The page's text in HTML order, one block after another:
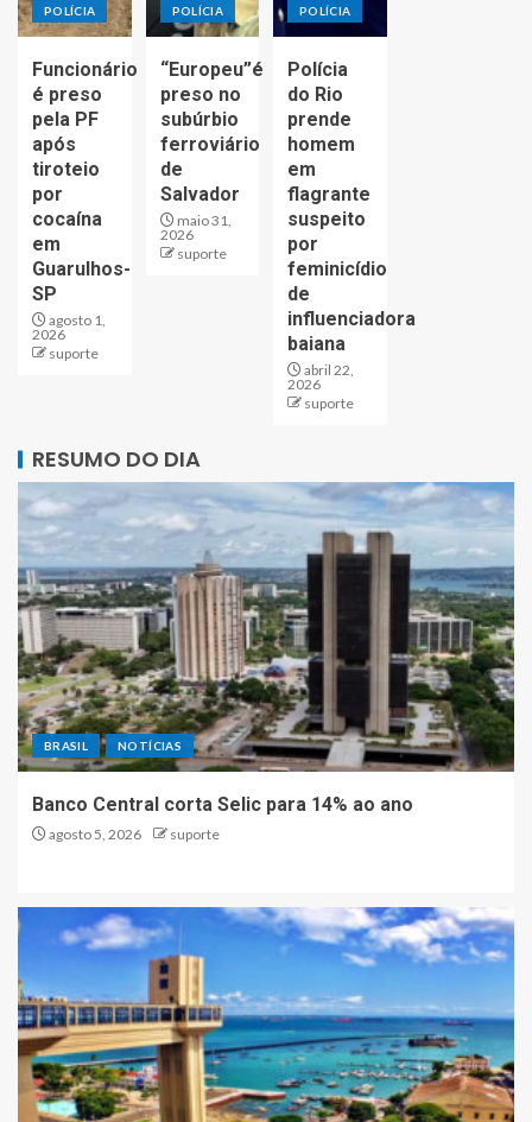
POLÍCIA
Funcionário
é preso
pela PF
após
tiroteio
por
cocaína
em
Guarulhos-
SP
agosto 1,
2026
suporte
POLÍCIA
“Europeu”é
preso no
subúrbio
ferroviário
de
Salvador
maio 31,
2026
suporte
POLÍCIA
Polícia
do Rio
prende
homem
em
flagrante
suspeito
por
feminicídio
de
influenciadora
baiana
abril 22,
2026
suporte
RESUMO DO DIA
BRASIL NOTÍCIAS
Banco Central corta Selic para 14% ao ano
agosto 5, 2026 suporte